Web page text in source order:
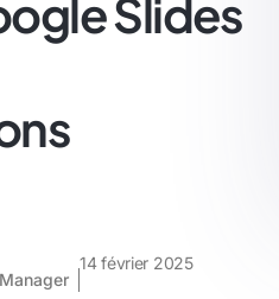
Slides
14 février 2025